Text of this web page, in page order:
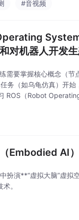
#音视频
对机器人开发
需要掌握核心概念（
务（如乌龟仿真）开
ROS（Robot
Embodied AI
扮演**“虚拟大脑”虚
。